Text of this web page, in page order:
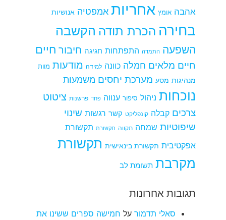
אהבה אומץ אחריות אמפטיה אנושיות
בחירה הכרת תודה הקשבה
השפעה התמדה התפתחות חגיגה חיבור חיים
חיים מלאים חמלה כוונה למידה מודעות מוות
מנהיגות מסע מערכת יחסים משמעות
נוכחות ניהול סיפור ענווה פחד פרשנות ציטוט
צרכים קבלה קונפליקט קשר רגשות שינוי
שיפוטיות שמחה תקווה תקשורת תקשורת
אפקטיבית תקשורת בינאישית תקשורת
מקרבת תשומת לב
תגובות אחרונות
סאלי תדמור על חמישה ספרים ששינו את